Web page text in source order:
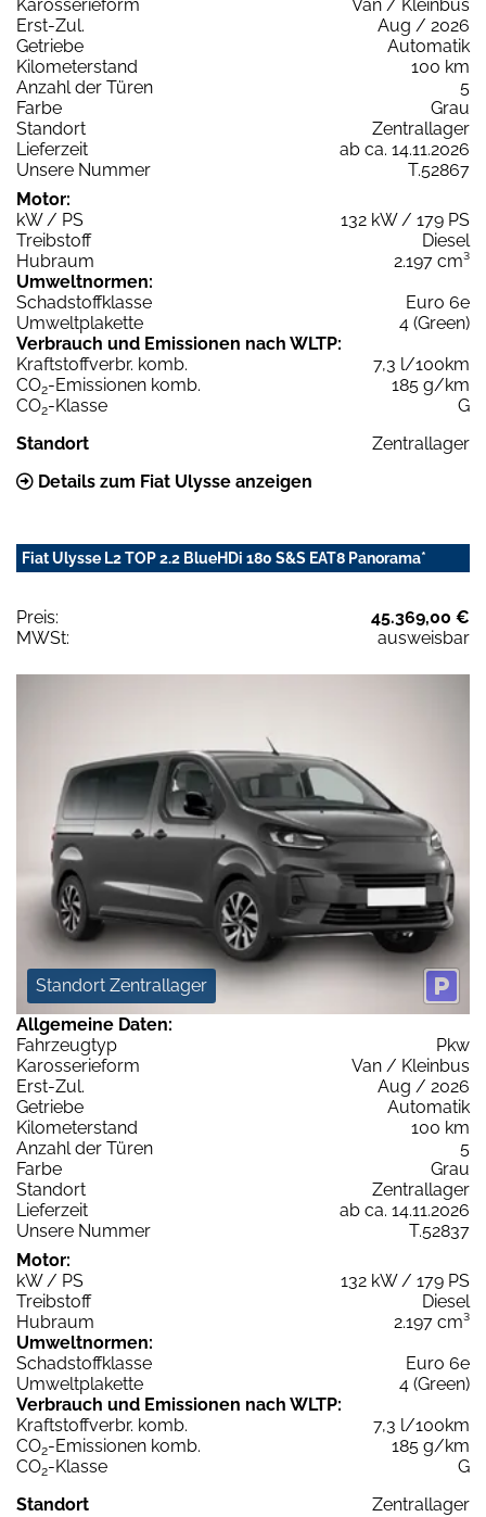
Karosserieform
Van / Kleinbus
Erst-Zul.
Aug / 2026
Getriebe
Automatik
Kilometerstand
100 km
Anzahl der Türen
5
Farbe
Grau
Standort
Zentrallager
Lieferzeit
ab ca. 14.11.2026
Unsere Nummer
T.52867
Motor:
kW / PS
132 kW / 179 PS
Treibstoff
Diesel
Hubraum
2.197 cm³
Umweltnormen:
Schadstoffklasse
Euro 6e
Umweltplakette
4 (Green)
Verbrauch und Emissionen nach WLTP:
Kraftstoffverbr. komb.
7,3 l/100km
CO2-Emissionen komb.
185 g/km
CO2-Klasse
G
Standort
Zentrallager
Details zum Fiat Ulysse anzeigen
Fiat Ulysse L2 TOP 2.2 BlueHDi 180 S&S EAT8 Panorama*
Preis:
45.369,00 €
MWSt:
ausweisbar
Standort Zentrallager
Allgemeine Daten:
Fahrzeugtyp
Pkw
Karosserieform
Van / Kleinbus
Erst-Zul.
Aug / 2026
Getriebe
Automatik
Kilometerstand
100 km
Anzahl der Türen
5
Farbe
Grau
Standort
Zentrallager
Lieferzeit
ab ca. 14.11.2026
Unsere Nummer
T.52837
Motor:
kW / PS
132 kW / 179 PS
Treibstoff
Diesel
Hubraum
2.197 cm³
Umweltnormen:
Schadstoffklasse
Euro 6e
Umweltplakette
4 (Green)
Verbrauch und Emissionen nach WLTP:
Kraftstoffverbr. komb.
7,3 l/100km
CO2-Emissionen komb.
185 g/km
CO2-Klasse
G
Standort
Zentrallager